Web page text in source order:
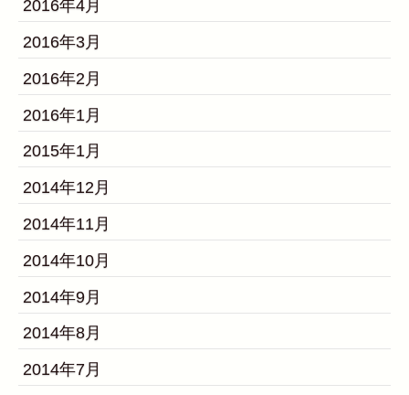
2016年4月
2016年3月
2016年2月
2016年1月
2015年1月
2014年12月
2014年11月
2014年10月
2014年9月
2014年8月
2014年7月